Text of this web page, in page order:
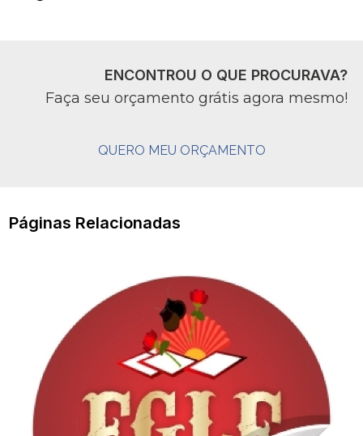
ENCONTROU O QUE PROCURAVA?
Faça seu orçamento grátis agora mesmo!
QUERO MEU ORÇAMENTO
Páginas Relacionadas